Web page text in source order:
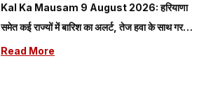
Kal Ka Mausam 9 August 2026: हरियाणा
समेत कई राज्यों में बारिश का अलर्ट, तेज हवा के साथ गरज-
चमक की चेतावनी
Read More